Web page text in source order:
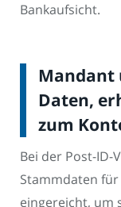
Bankaufsicht.
Daten,
zum
Bei der Post-
Stammdaten
eingereicht, um